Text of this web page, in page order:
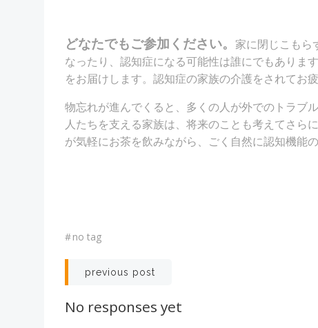
どなたでもご参加ください。 家に閉じこもら
なったり、認知症になる可能性は誰にでもありま
をお届けします。認知症の家族の介護をされてお
物忘れが進んでくると、多くの人が外でのトラブ
人たちを支える家族は、将来のことも考えてさら
が気軽にお茶を飲みながら、ごく自然に認知機能
#no tag
投
稿
previous post
No responses yet